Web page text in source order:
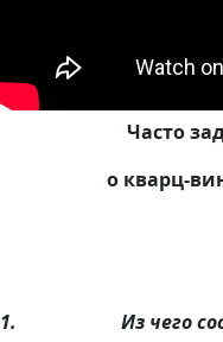
Часто
о кварц-
1. Из чего